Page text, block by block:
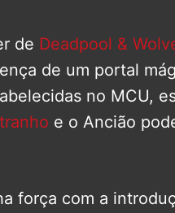
de Deadpool &
de um portal
no MCU,
e o Ancião
força com a